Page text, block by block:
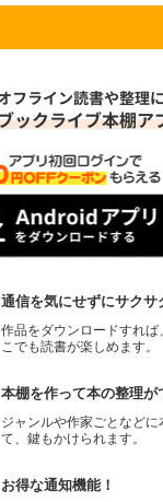
通信を気にせずにサクサ
作品をダウンロードすれ
こでも読書が楽しめます。
本棚を作って本の整理が
ジャンルや作家ごとなどに
て、鍵もかけられます。
お得な通知機能！